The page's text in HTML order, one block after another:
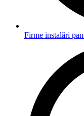
Firme instalări